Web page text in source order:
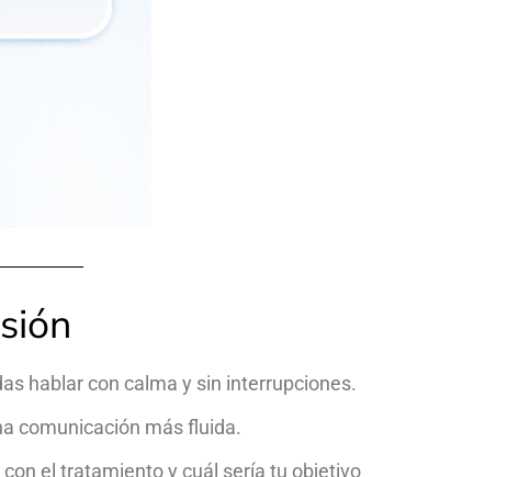
hablar con calma y sin interrupciones.
comunicación más fluida.
el tratamiento y cuál sería tu objetivo